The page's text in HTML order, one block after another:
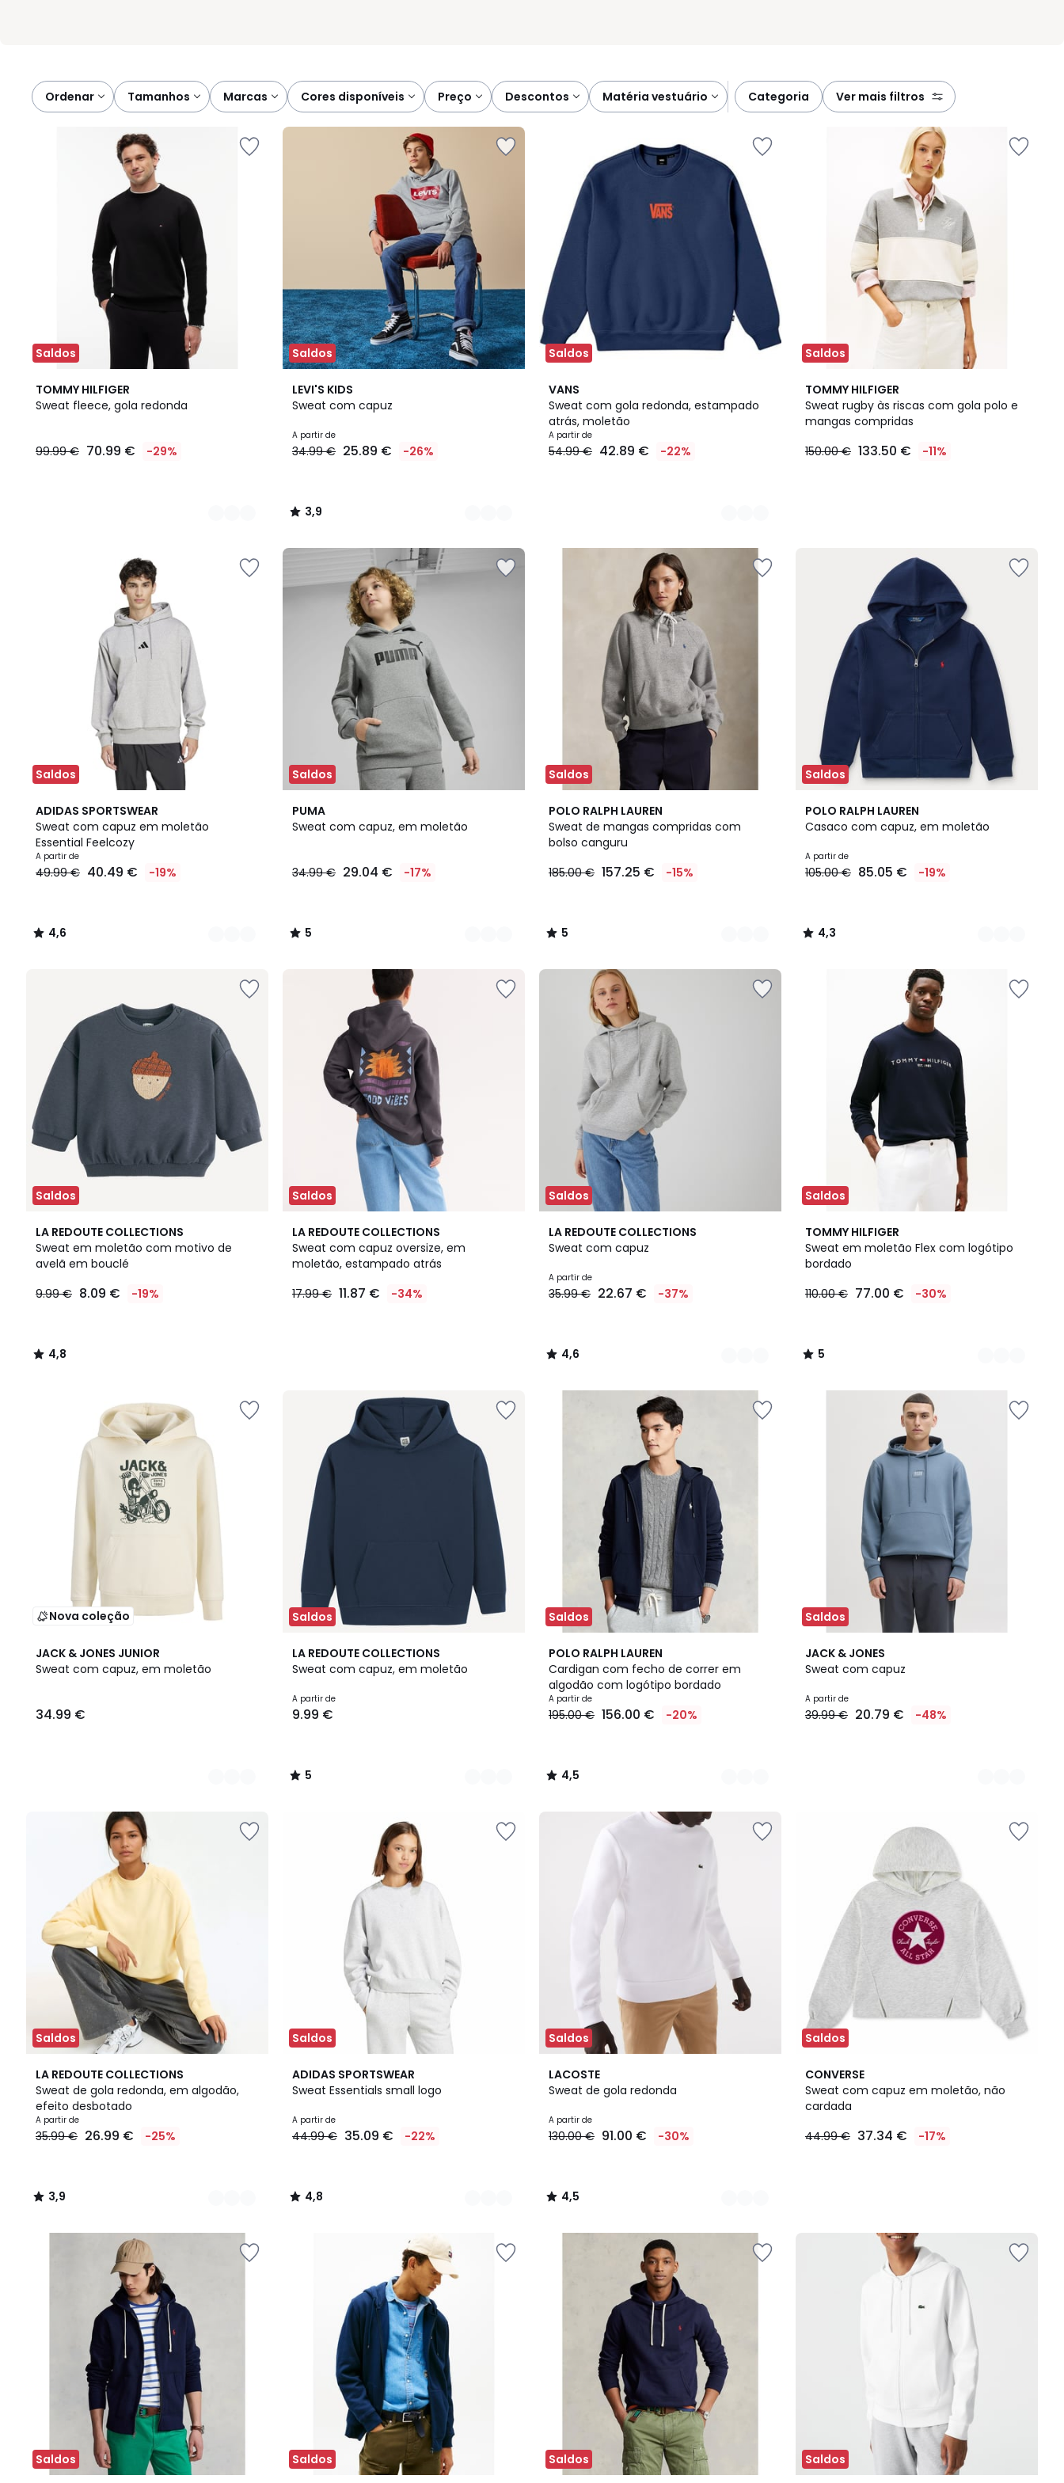
Ordenar tamanhos marcas cores disponíveis preço descontos matéria vestuário categoria ver mais filtros
Saldos
TOMMY HILFIGER
Sweat fleece, gola redonda
€
99.99 € 70.99 € -29%
3
Cores
Saldos
LEVI'S KIDS
Sweat com capuz
A partir de
34.99 € 25.89 € -26%
3,9
/ 5
2
Cores
3,9
/
Saldos
VANS
Sweat com gola redonda, estampado
atrás, moletão
A partir de
54.99 € 42.89 € -22%
2
Cores
Saldos
TOMMY HILFIGER
Sweat rugby às riscas com gola polo e
mangas compridas
150.00 € 133.50 € -11%
Saldos
ADIDAS SPORTSWEAR
Sweat com capuz em moletão
Essential Feelcozy
A partir de
49.99 € 40.49 € -19%
4,6
/ 5
3
Cores
4,6
/
Saldos
PUMA
Sweat com capuz, em moletão
34.99 € 29.04 € -17%
5
/
3
Cores
5
/
Saldos
POLO RALPH LAUREN
Sweat de mangas compridas com
bolso canguru
185.00 € 157.25 € -15%
5
/
5
2
Cores
5
/
Saldos
POLO RALPH LAUREN
Casaco com capuz, em moletão
A partir de
105.00 € 85.05 € -19%
4,3
/ 5
2
Cores
4,3
/
Saldos
LA REDOUTE COLLECTIONS
Sweat em moletão com motivo de
avelã em bouclé
9.99 € 8.09 € -19%
4,8
/ 5
4,8
/
Saldos
LA REDOUTE COLLECTIONS
Sweat com capuz oversize, em
moletão, estampado atrás
17.99 € 11.87 € -34%
Saldos
LA REDOUTE COLLECTIONS
Sweat com capuz
A partir de
35.99 € 22.67 € -37%
4,6
/ 5
2
Cores
4,6
/
Saldos
TOMMY HILFIGER
Sweat em moletão Flex com logótipo
bordado
110.00 € 77.00 € -30%
5
/
5
2
Cores
5
/
Nova coleção
JACK & JONES JUNIOR
Sweat com capuz, em moletão
34.99 €
2
Cores
Saldos
LA REDOUTE COLLECTIONS
Sweat com capuz, em moletão
A partir de
9.99 €
5
/
5
Cores
5
/
Saldos
POLO RALPH LAUREN
Cardigan com fecho de correr em
algodão com logótipo bordado
A partir de
195.00 € 156.00 € -20%
4,5
/ 5
3
Cores
4,5
/
Saldos
JACK & JONES
Sweat com capuz
A partir de
39.99 € 20.79 € -48%
4
Cores
Saldos
LA REDOUTE COLLECTIONS
Sweat de gola redonda, em algodão,
efeito desbotado
A partir de
35.99 € 26.99 € -25%
3,9
/ 5
3
Cores
3,9
/
Saldos
ADIDAS SPORTSWEAR
Sweat Essentials small logo
A partir de
44.99 € 35.09 € -22%
4,8
/ 5
2
Cores
4,8
/
Saldos
LACOSTE
Sweat de gola redonda
A partir de
130.00 € 91.00 € -30%
4,5
/ 5
8
Cores
4,5
/
Saldos
CONVERSE
Sweat com capuz em moletão, não
cardada
44.99 € 37.34 € -17%
Saldos Saldos Saldos Saldos